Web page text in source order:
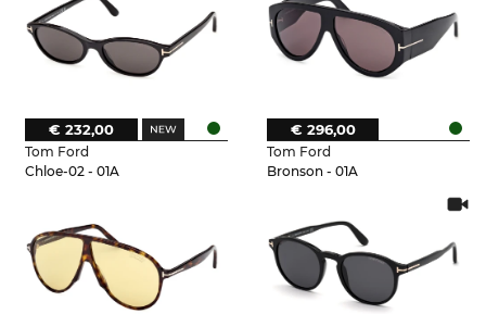
Tom Ford
Chloe-02 - 01A
€ 232,00
Tom Ford
Bronson - 01A
€ 296,00